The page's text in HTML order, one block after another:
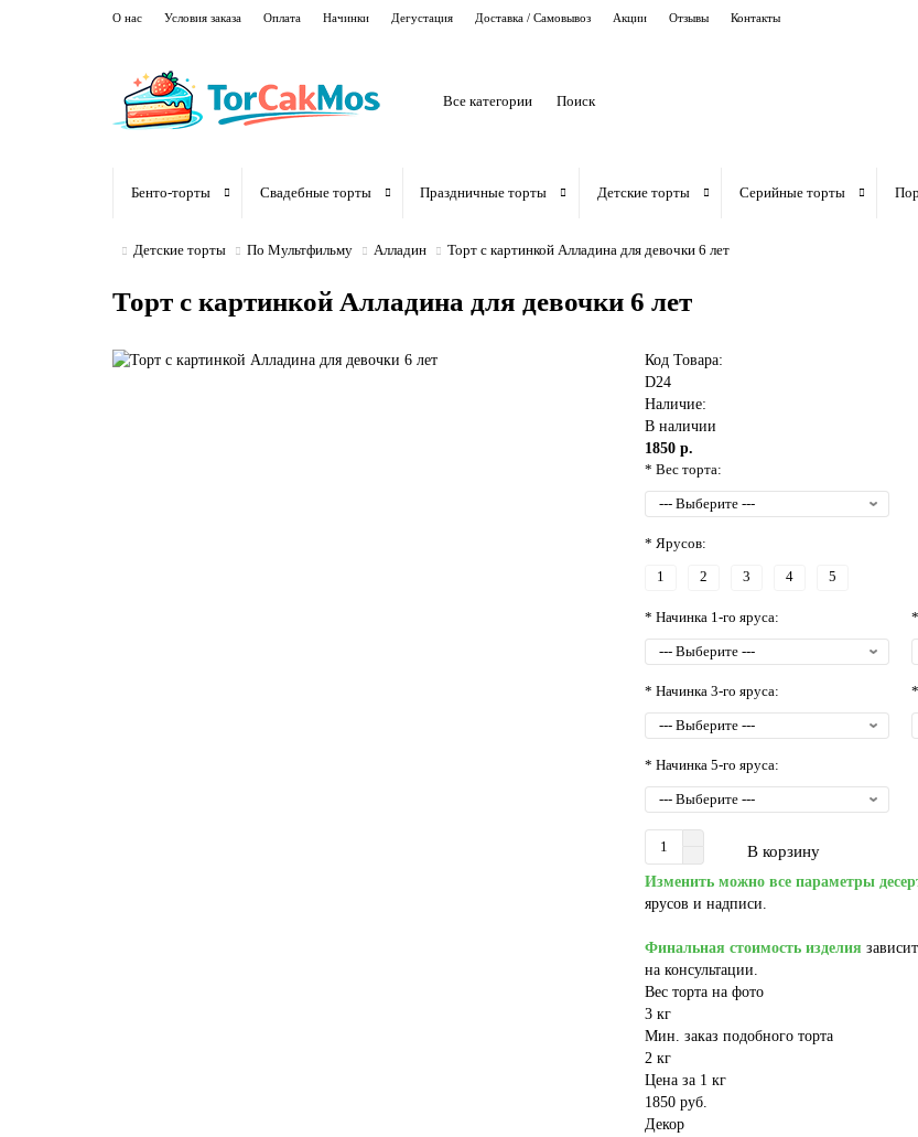
О нас Условия заказа Оплата Начинки Дегустация Доставка / Самовывоз Акции Отзывы Контакты
Все категории
Бенто-торты Свадебные торты Праздничные торты Детские торты Серийные торты
Детские торты По Мультфильму Алладин Торт с картинкой Алладина для девочки 6 лет
Торт с картинкой Алладина для девочки 6 лет
Код Товара:
D24
Наличие:
В наличии
1850 р.
* Вес торта:
* Ярусов:
1 2 3 4 5
* Начинка 1-го яруса:
* Начинка 3-го яруса:
* Начинка 5-го яруса:
В корзину
Изменить можно все параметры
ярусов и надписи.
Финальная стоимость изделия
на консультации.
Вес торта на фото
3 кг
Мин. заказ подобного торта
2 кг
Цена за 1 кг
1850 руб.
Декор